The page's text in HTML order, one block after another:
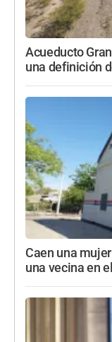
Acueducto
una definición
Caen una
una vecina en